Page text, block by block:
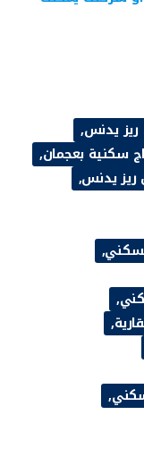
يدنس
سكنية بعجمان
ريز يدنس